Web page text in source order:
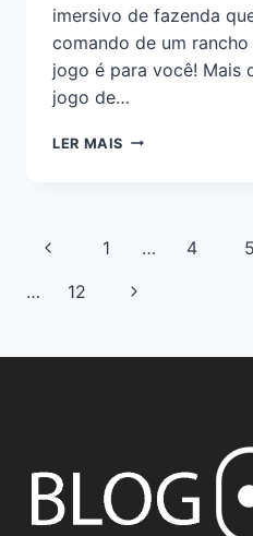
imersivo de fazenda
comando de um
jogo é para você! Mais
jogo de…
LER MAIS
1 … 4 5
…
12